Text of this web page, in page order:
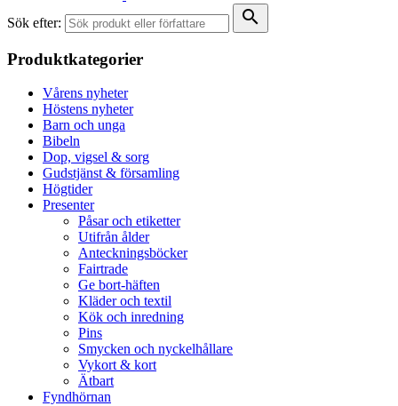
Sök efter: search
Produktkategorier
Vårens nyheter
Höstens nyheter
Barn och unga
Bibeln
Dop, vigsel & sorg
Gudstjänst & församling
Högtider
Presenter
Påsar och etiketter
Utifrån ålder
Anteckningsböcker
Fairtrade
Ge bort-häften
Kläder och textil
Kök och inredning
Pins
Smycken och nyckelhållare
Vykort & kort
Ätbart
Fyndhörnan